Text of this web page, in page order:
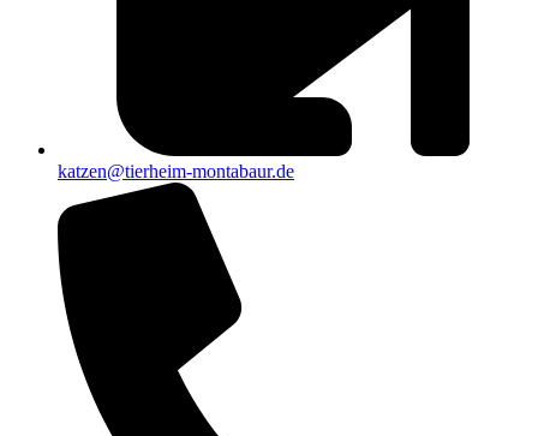
katzen@tierheim-montabaur.de